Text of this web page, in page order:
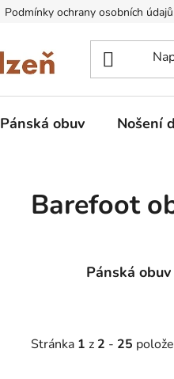
Podmínky ochrany osobních údajů
Pánská obuv Nošení
Barefoot
Pánská obuv
Stránka 1 z 2 - 25